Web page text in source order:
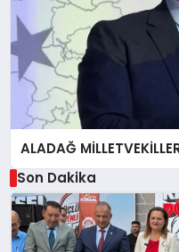
ALADAĞ
Son Dakika